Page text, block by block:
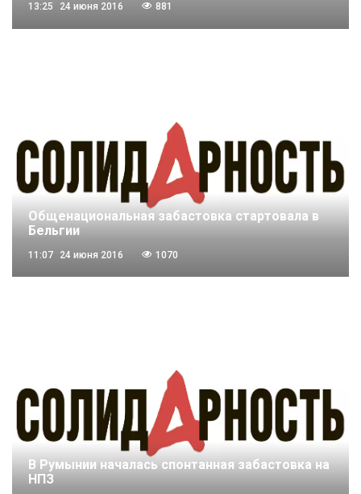
13:25 24 июня 2016 881
Общенациональная забастовка стартовала в
Бельгии
11:07 24 июня 2016 1070
В Румынии началась спонтанная забастовка на
НПЗ